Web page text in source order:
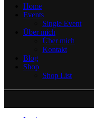
Home
Events
Single Event
Über mich
Über mich
Kontakt
Blog
Shop
Shop List